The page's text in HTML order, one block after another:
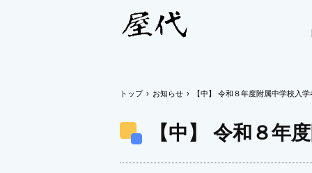
トップ › お知らせ › 【中】 令和８年度附属中学校入
【中】 令和８年